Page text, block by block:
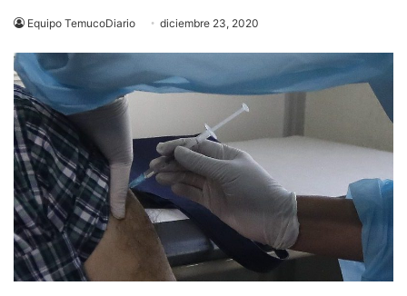
Equipo TemucoDiario diciembre 23, 2020